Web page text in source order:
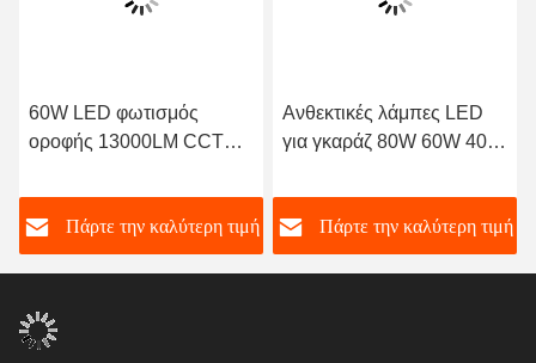
60W LED φωτισμός
οροφής 13000LM CCT
Αδιάβροχο τετραγωνικό
φωτισμόΠάρτε την καλύτερη τιμή
Ανθεκτικές λάμπες LED
για γκαράζ 80W 60W 40W
Πάρτε την καλύτερη τιμή